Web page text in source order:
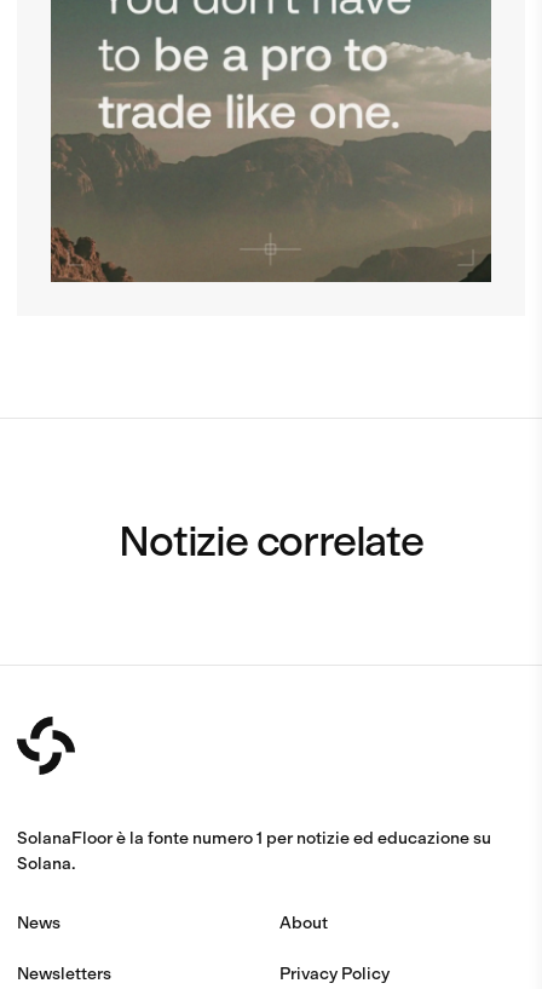
Notizie correlate
SolanaFloor è la fonte numero 1 per notizie ed educazione su
Solana.
News
Newsletters
About
Privacy Policy